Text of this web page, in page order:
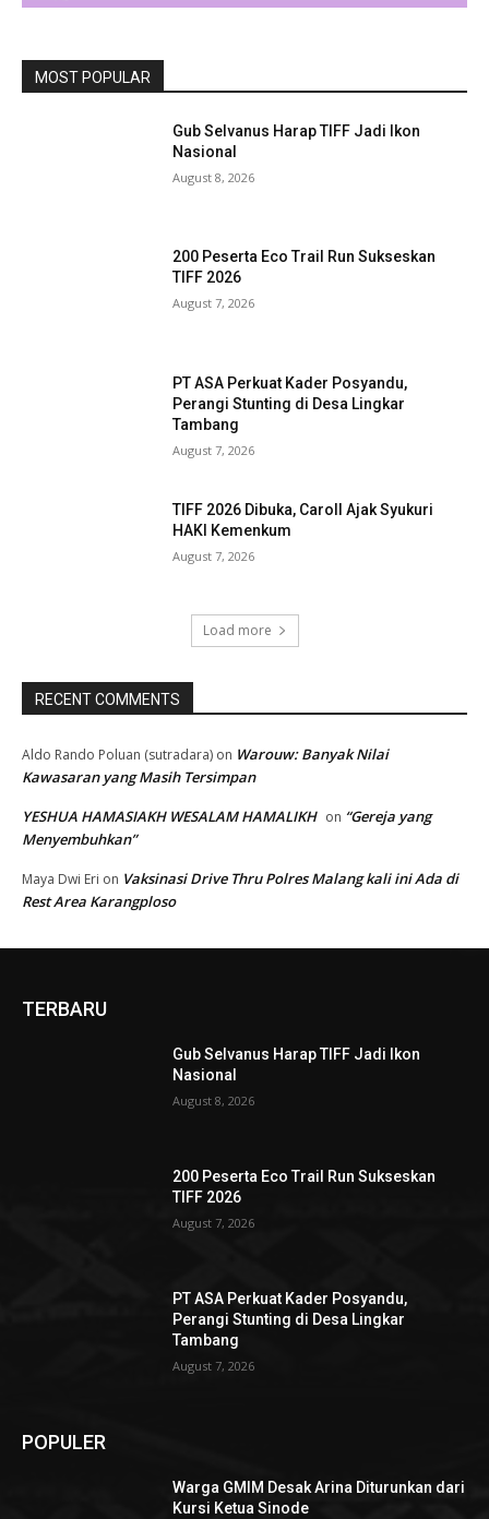
MOST POPULAR
Gub Selvanus Harap TIFF Jadi Ikon
Nasional
August 8, 2026
200 Peserta Eco Trail Run Sukseskan
TIFF 2026
August 7, 2026
PT ASA Perkuat Kader Posyandu,
Perangi Stunting di Desa Lingkar
Tambang
August 7, 2026
TIFF 2026 Dibuka, Caroll Ajak Syukuri
HAKI Kemenkum
August 7, 2026
Load more
RECENT COMMENTS
Aldo Rando Poluan (sutradara) on Warouw: Banyak Nilai
Kawasaran yang Masih Tersimpan
YESHUA HAMASIAKH WESALAM HAMALIKH on “Gereja yang
Menyembuhkan”
Maya Dwi Eri on Vaksinasi Drive Thru Polres Malang kali ini Ada di
Rest Area Karangploso
TERBARU
Gub Selvanus Harap TIFF Jadi Ikon
Nasional
August 8, 2026
200 Peserta Eco Trail Run Sukseskan
TIFF 2026
August 7, 2026
PT ASA Perkuat Kader Posyandu,
Perangi Stunting di Desa Lingkar
Tambang
August 7, 2026
POPULER
Warga GMIM Desak Arina Diturunkan dari
Kursi Ketua Sinode